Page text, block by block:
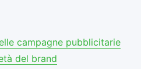
campagne pubblicitarie
del brand